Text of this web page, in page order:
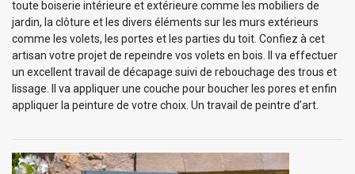
toute boiserie intérieure et extérieure comme les mobiliers de
jardin, la clôture et les divers éléments sur les murs extérieurs
comme les volets, les portes et les parties du toit. Confiez à cet
artisan votre projet de repeindre vos volets en bois. Il va effectuer
un excellent travail de décapage suivi de rebouchage des trous et
lissage. Il va appliquer une couche pour boucher les pores et enfin
appliquer la peinture de votre choix. Un travail de peintre d’art.